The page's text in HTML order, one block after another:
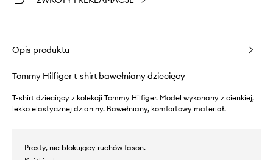
Opis produktu
Tommy Hilfiger t-shirt bawełniany dziecięcy
T-shirt dziecięcy z kolekcji Tommy Hilfiger. Model wykonany z cienkiej,
lekko elastycznej dzianiny. Bawełniany, komfortowy materiał.
- Prosty, nie blokujący ruchów fason.